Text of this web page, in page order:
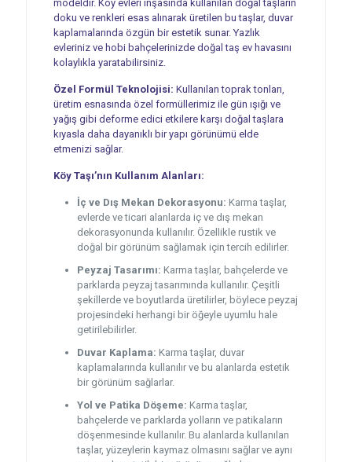
modeldir. Köy evleri inşasında kullanılan doğal taşların
doku ve renkleri esas alınarak üretilen bu taşlar, duvar
kaplamalarında özgün bir estetik sunar. Yazlık
evleriniz ve hobi bahçelerinizde doğal taş ev havasını
kolaylıkla yaratabilirsiniz.
Özel Formül Teknolojisi: Kullanılan toprak tonları,
üretim esnasında özel formüllerimiz ile gün ışığı ve
yağış gibi deforme edici etkilere karşı doğal taşlara
kıyasla daha dayanıklı bir yapı görünümü elde
etmenizi sağlar.
Köy Taşı’nın Kullanım Alanları:
İç ve Dış Mekan Dekorasyonu: Karma taşlar,
evlerde ve ticari alanlarda iç ve dış mekan
dekorasyonunda kullanılır. Özellikle rustik ve
doğal bir görünüm sağlamak için tercih edilirler.
Peyzaj Tasarımı: Karma taşlar, bahçelerde ve
parklarda peyzaj tasarımında kullanılır. Çeşitli
şekillerde ve boyutlarda üretilirler, böylece peyzaj
projesindeki herhangi bir öğeyle uyumlu hale
getirilebilirler.
Duvar Kaplama: Karma taşlar, duvar
kaplamalarında kullanılır ve bu alanlarda estetik
bir görünüm sağlarlar.
Yol ve Patika Döşeme: Karma taşlar,
bahçelerde ve parklarda yolların ve patikaların
döşenmesinde kullanılır. Bu alanlarda kullanılan
taşlar, yüzeylerin kaymaz olmasını sağlar ve aynı